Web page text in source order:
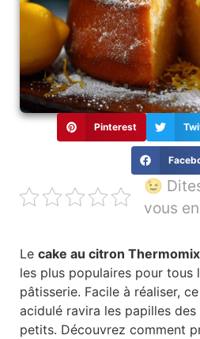
Pinterest
😉
vous
Le cake au citron Thermomix
les plus populaires pour tous
pâtisserie. Facile à réaliser,
acidulé ravira les papilles
petits. Découvrez comment